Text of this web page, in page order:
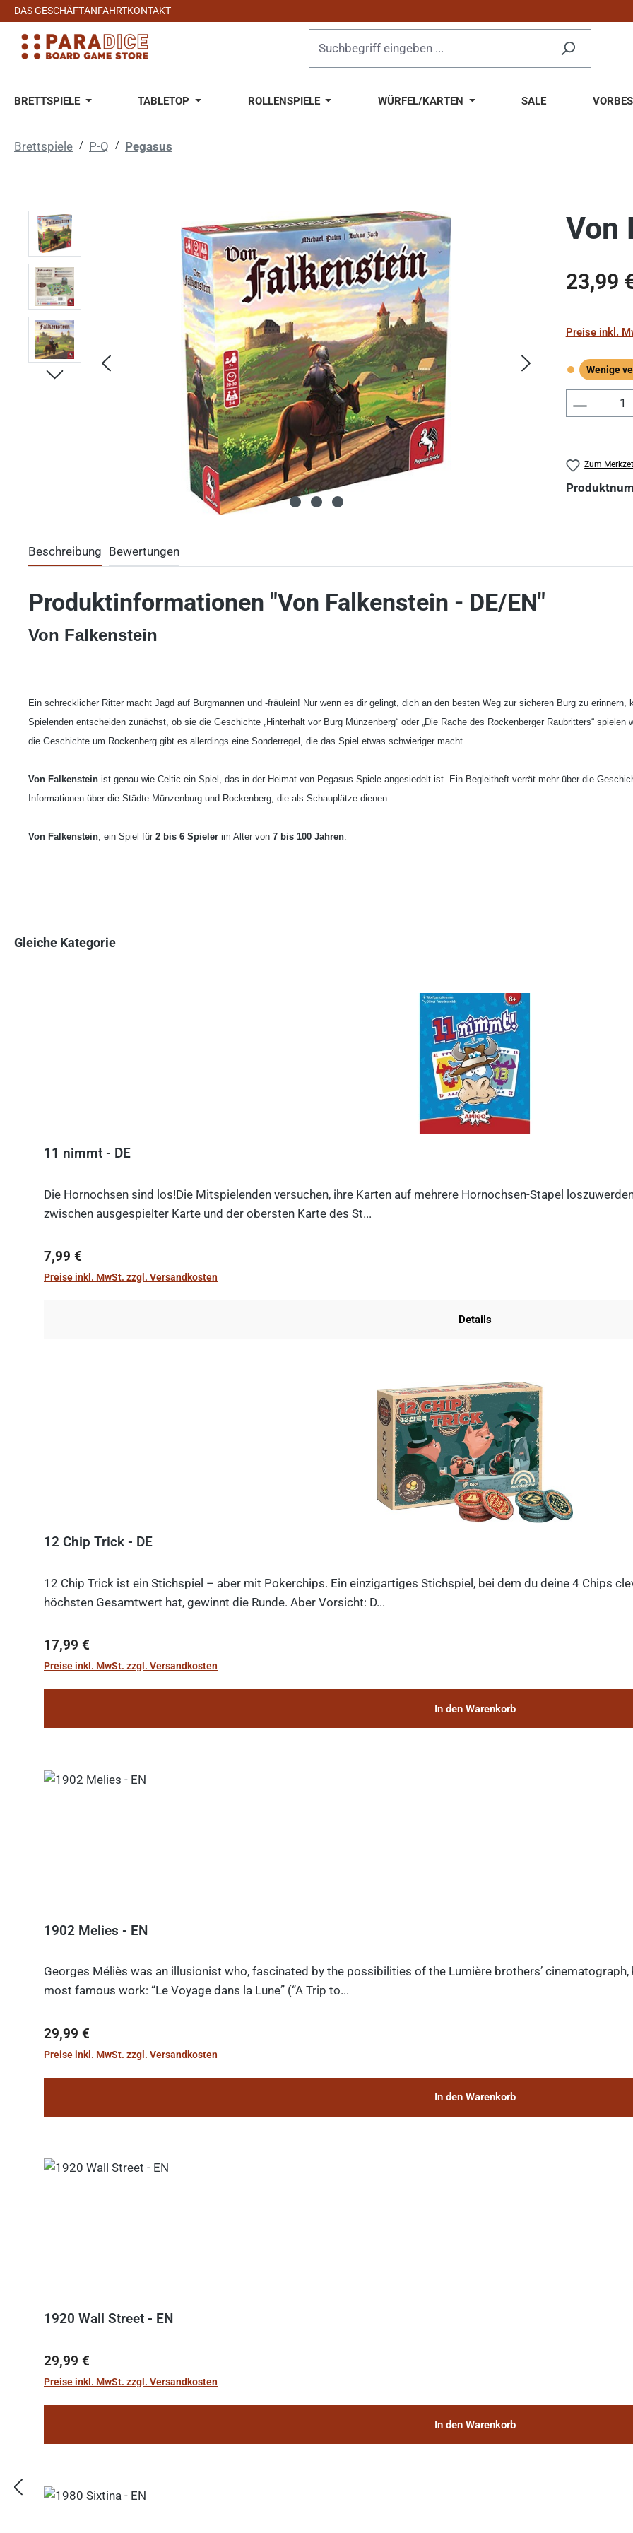
Hauptinhalt springen
Zur Suche springen
Zur Hauptnavigation springen
DAS GESCHÄFTANFAHRTKONTAKT
BRETTSPIELE TABLETOP ROLLENSPIELE WÜRFEL/KARTEN SALE
Brettspiele / P-Q / Pegasus
Bildergalerie überspringen Von
Regulärer
23,99
Preise inkl.
Wenige
Wenige
Zum
Beschreibung Bewertungen
Produktinformationen "Von Falkenstein - DE/EN"
Von Falkenstein
Ein schrecklicher Ritter macht Jagd auf Burgmannen und -fräulein! Nur wenn es dir gelingt, dich an den besten Weg zur sicheren Burg zu
Spielenden entscheiden zunächst, ob sie die Geschichte „Hinterhalt vor Burg Münzenberg“ oder „Die Rache des Rockenberger Raubritters“
die Geschichte um Rockenberg gibt es allerdings eine Sonderregel, die das Spiel etwas schwieriger macht.
Von Falkenstein ist genau wie Celtic ein Spiel, das in der Heimat von Pegasus Spiele angesiedelt ist. Ein Begleitheft verrät mehr über die
Informationen über die Städte Münzenburg und Rockenberg, die als Schauplätze dienen.
Von Falkenstein, ein Spiel für 2 bis 6 Spieler im Alter von 7 bis 100 Jahren.
Gleiche Kategorie
11 nimmt - DE
Die Hornochsen sind los!Die Mitspielenden versuchen, ihre Karten auf mehrere Hornochsen-Stapel
zwischen ausgespielter Karte und der obersten Karte des St...
Regulärer Preis:
7,99 €
Preise inkl. MwSt. zzgl. Versandkosten
Details
12 Chip Trick - DE
12 Chip Trick ist ein Stichspiel – aber mit Pokerchips. Ein einzigartiges Stichspiel, bei dem du deine 4 Chips
höchsten Gesamtwert hat, gewinnt die Runde. Aber Vorsicht: D...
Regulärer Preis:
17,99 €
Preise inkl. MwSt. zzgl. Versandkosten
In den Warenkorb
1902 Melies - EN
Georges Méliès was an illusionist who, fascinated by the possibilities of the Lumière brothers’
most famous work: “Le Voyage dans la Lune” (“A Trip to...
Regulärer Preis:
29,99 €
Preise inkl. MwSt. zzgl. Versandkosten
In den Warenkorb
1920 Wall Street - EN
Regulärer Preis:
29,99 €
Preise inkl. MwSt. zzgl. Versandkosten
In den Warenkorb